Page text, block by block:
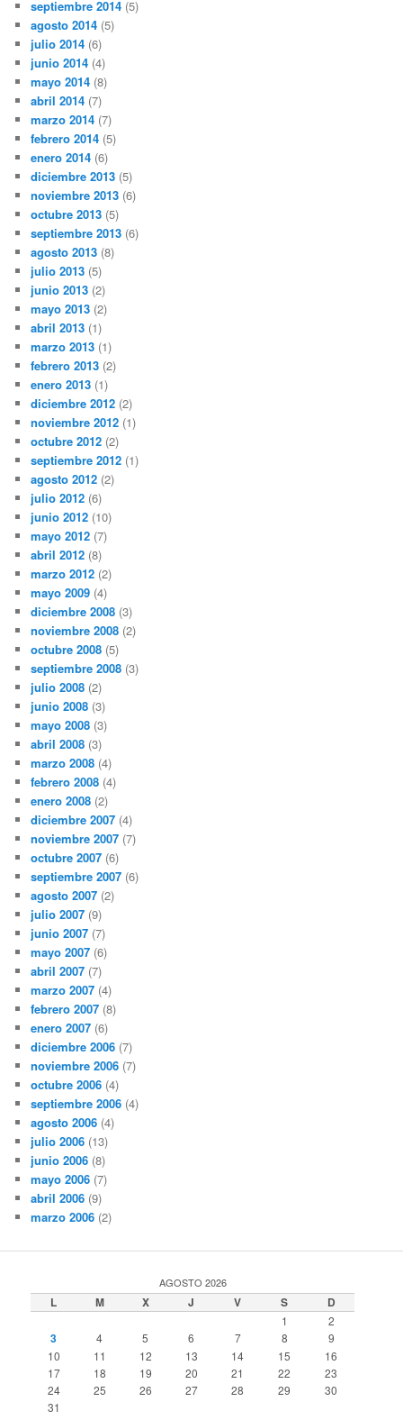
septiembre 2014 (5)
agosto 2014 (5)
julio 2014 (6)
junio 2014 (4)
mayo 2014 (8)
abril 2014 (7)
marzo 2014 (7)
febrero 2014 (5)
enero 2014 (6)
diciembre 2013 (5)
noviembre 2013 (6)
octubre 2013 (5)
septiembre 2013 (6)
agosto 2013 (8)
julio 2013 (5)
junio 2013 (2)
mayo 2013 (2)
abril 2013 (1)
marzo 2013 (1)
febrero 2013 (2)
enero 2013 (1)
diciembre 2012 (2)
noviembre 2012 (1)
octubre 2012 (2)
septiembre 2012 (1)
agosto 2012 (2)
julio 2012 (6)
junio 2012 (10)
mayo 2012 (7)
abril 2012 (8)
marzo 2012 (2)
mayo 2009 (4)
diciembre 2008 (3)
noviembre 2008 (2)
octubre 2008 (5)
septiembre 2008 (3)
julio 2008 (2)
junio 2008 (3)
mayo 2008 (3)
abril 2008 (3)
marzo 2008 (4)
febrero 2008 (4)
enero 2008 (2)
diciembre 2007 (4)
noviembre 2007 (7)
octubre 2007 (6)
septiembre 2007 (6)
agosto 2007 (2)
julio 2007 (9)
junio 2007 (7)
mayo 2007 (6)
abril 2007 (7)
marzo 2007 (4)
febrero 2007 (8)
enero 2007 (6)
diciembre 2006 (7)
noviembre 2006 (7)
octubre 2006 (4)
septiembre 2006 (4)
agosto 2006 (4)
julio 2006 (13)
junio 2006 (8)
mayo 2006 (7)
abril 2006 (9)
marzo 2006 (2)
AGOSTO 2026
L M X J V S D
1 2
3 4 5 6 7 8
9
10
11 12 13 14 15
16
17
18 19 20 21 22
23
24
25 26 27 28 29
30
31